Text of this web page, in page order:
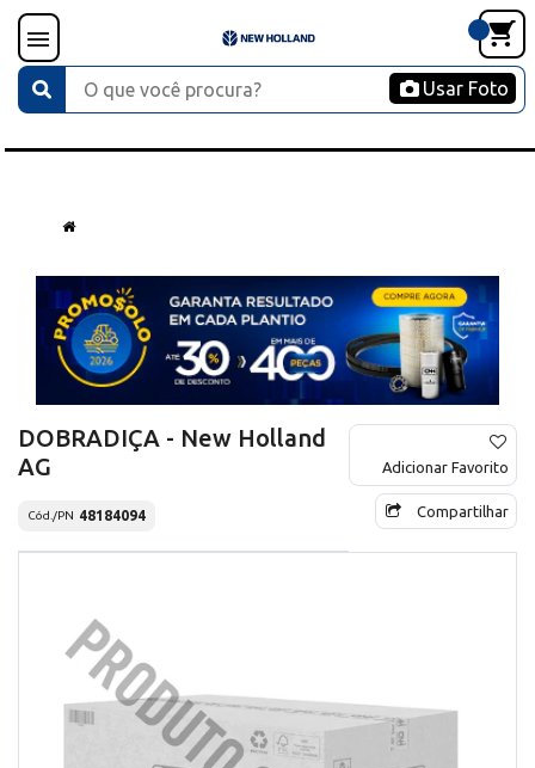
Usar Foto
DOBRADIÇA - New Holland
AG
Cód./PN 48184094
Adicionar Favorito
Compartilhar